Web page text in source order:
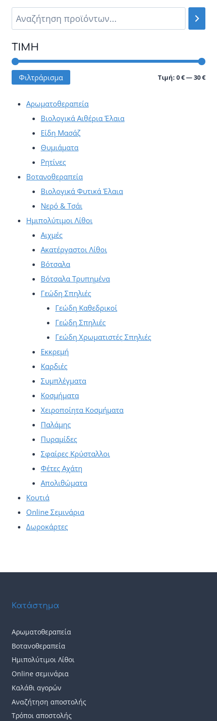
πολλαπλές
παραλλαγές.
μπορούν
να
στη
σελίδα
του
προϊόντος
ΤΙΜΉ
Φιλτράρισμα Τιμή: 0 €—30 €
Αρωματοθεραπεία
Βιολογικά Αιθέρια Έλαια
Είδη Μασάζ
Θυμιάματα
Ρητίνες
Βοτανοθεραπεία
Βιολογικά Φυτικά Έλαια
Νερό & Τσάι
Ημιπολύτιμοι Λίθοι
Αιχμές
Ακατέργαστοι Λίθοι
Βότσαλα
Βότσαλα Τρυπημένα
Γεώδη Σπηλιές
Γεώδη Καθεδρικοί
Γεώδη Σπηλιές
Γεώδη Χρωματιστές Σπηλιές
Εκκρεμή
Καρδιές
Συμπλέγματα
Κοσμήματα
Χειροποίητα Κοσμήματα
Παλάμης
Πυραμίδες
Σφαίρες Κρύσταλλοι
Φέτες Αχάτη
Απολιθώματα
Κουτιά
Online Σεμινάρια
Δωροκάρτες
Κατάστημα
Αρωματοθεραπεία
Βοτανοθεραπεία
Ημιπολύτιμοι Λίθοι
Online σεμινάρια
Καλάθι αγορών
Αναζήτηση αποστολής
Τρόποι αποστολής